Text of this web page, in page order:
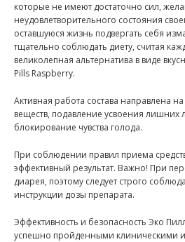
которые не имеют достаточно сил,
неудовлетворительного состояния
оставшуюся жизнь подвергать себя
тщательно соблюдать диету, считая
великолепная альтернатива в виде
Pills Raspberry.
Активная работа состава направлена
веществ, подавление усвоения лишних
блокирование чувства голода.
При соблюдении правил приема
эффективный результат. Важно! При
диарея, поэтому следует строго
инструкции дозы препарата.
Эффективность и безопасность Эко
успешно пройденными клиническими